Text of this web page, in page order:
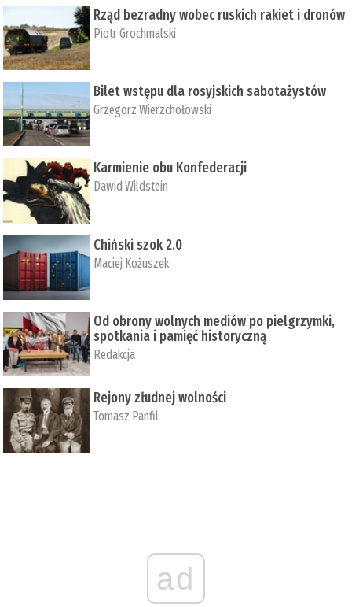
Rząd bezradny wobec ruskich rakiet i dronów
Piotr Grochmalski
Bilet wstępu dla rosyjskich sabotażystów
Grzegorz Wierzchołowski
Karmienie obu Konfederacji
Dawid Wildstein
Chiński szok 2.0
Maciej Kożuszek
Od obrony wolnych mediów po pielgrzymki,
spotkania i pamięć historyczną
Redakcja
Rejony złudnej wolności
Tomasz Panfil
ad